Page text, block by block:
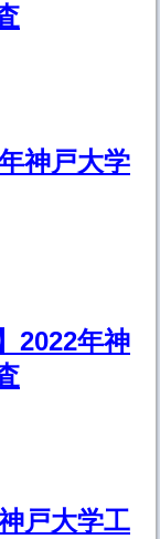
神戸大学
2022年神
戸大学工